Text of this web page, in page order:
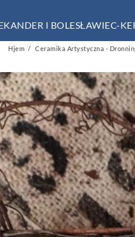
I BOLESŁAWIEC-
Hjem Ceramika Artystyczna -